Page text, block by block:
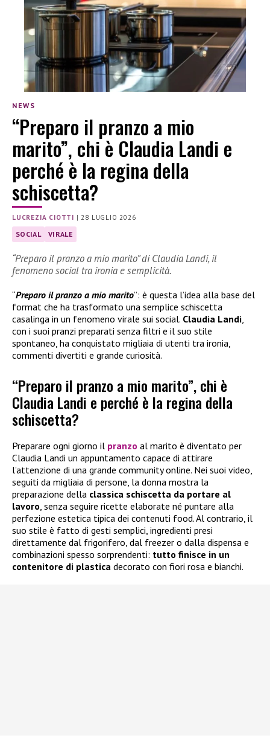
NEWS
“Preparo il pranzo a mio
marito”, chi è Claudia Landi e
perché è la regina della
schiscetta?
LUCREZIA CIOTTI |28 LUGLIO 2026
SOCIAL VIRALE
“Preparo il pranzo a mio marito” di Claudia Landi, il
fenomeno social tra ironia e semplicità.
“Preparo il pranzo a mio marito”: è questa l’idea alla base del
format che ha trasformato una semplice schiscetta
casalinga in un fenomeno virale sui social. Claudia Landi
con i suoi pranzi preparati senza filtri e il suo stile
spontaneo, ha conquistato migliaia di utenti tra ironia,
commenti divertiti e grande curiosità.
“Preparo il pranzo a mio marito”, chi è
Claudia Landi e perché è la regina della
schiscetta?
Preparare ogni giorno il pranzo al marito è diventato per
Claudia Landi un appuntamento capace di attirare
l’attenzione di una grande community online. Nei suoi video,
seguiti da migliaia di persone, la donna mostra la
preparazione della classica schiscetta da portare al
lavoro, senza seguire ricette elaborate né puntare alla
perfezione estetica tipica dei contenuti food. Al contrario, il
suo stile è fatto di gesti semplici, ingredienti presi
direttamente dal frigorifero, dal freezer o dalla dispensa e
combinazioni spesso sorprendenti: tutto finisce in un
contenitore di plastica decorato con fiori rosa e bianchi.